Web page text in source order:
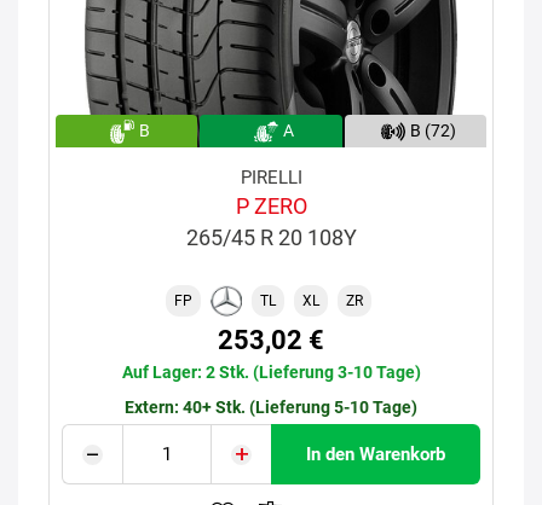
B A B (72)
PIRELLI
P ZERO
265/45 R 20 108Y
FP TL XL ZR
253,02 €
Auf Lager: 2 Stk. (Lieferung 3-10 Tage)
Extern: 40+ Stk. (Lieferung 5-10 Tage)
In den Warenkorb